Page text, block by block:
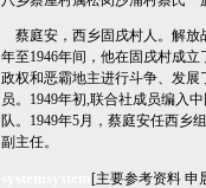
蔡庭安，西乡固戌村人。解放
年至1946年间，他在固戌村成
政权和恶霸地主进行斗争、发
员。1949年初,联合社成员编入
队。1949年5月，蔡庭安任西乡
副主任。
[主要参考资料 申